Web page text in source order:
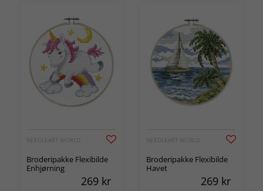
NEEDLEART WORLD
Broderipakke Flexibilde
Enhjørning
269 kr
NEEDLEART WORLD
Broderipakke Flexibilde
Havet
269 kr